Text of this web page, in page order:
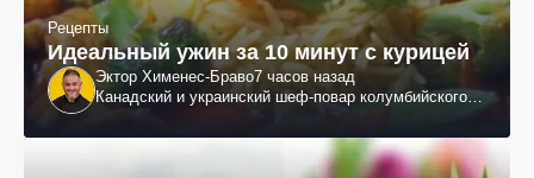
Рецепты
Идеальный ужин за 10 минут с курицей
Эктор Хименес-Браво7 часов назад
Канадский и украинский шеф-повар колумбийского